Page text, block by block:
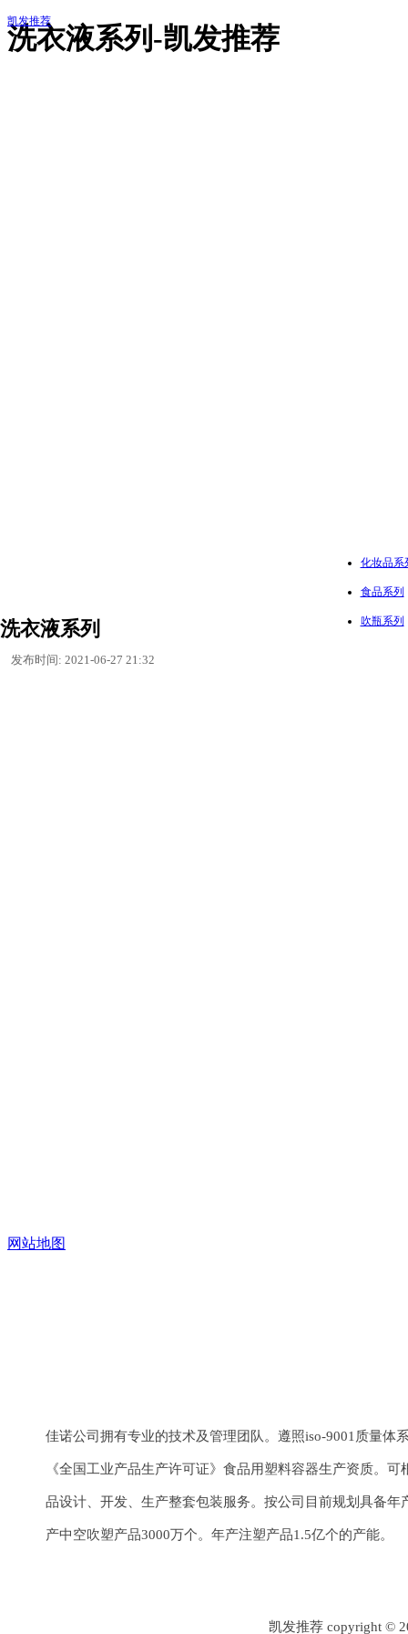
洗衣液系列-凯发推荐
凯发推荐
化妆品系
食品系列
吹瓶系列
洗衣液系列
发布时间: 2021-06-27 21:32
佳诺公司拥有专业的技术及管理团队。遵照iso-9001质量体
《全国工业产品生产许可证》食品用塑料容器生产资质。
品设计、开发、生产整套包装服务。按公司目前规划具备年
产中空吹塑产品3000万个。年产注塑产品1.5亿个的产能。
凯发推荐 copyright ©
网站地图